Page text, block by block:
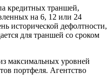
кредитных траншей,
на 6, 12 или 24
исторической дефолтности,
для траншей со сроком
максимальных уровней
портфеля. Агентство